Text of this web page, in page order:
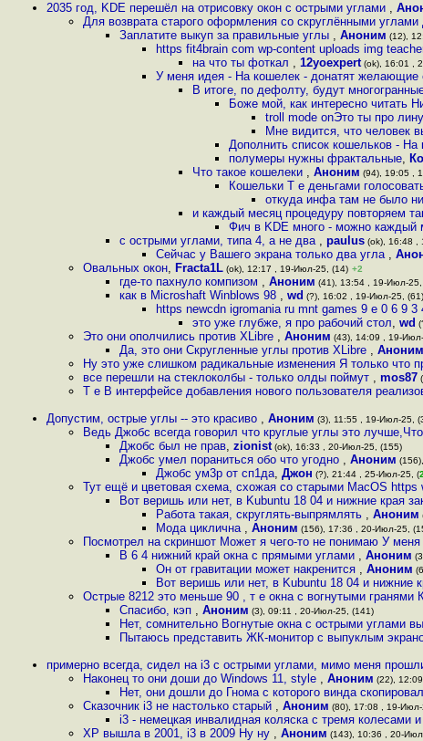
2035 год, KDE перешёл на отрисовку окон с острыми углами ,
Для возврата старого оформления со скруглёнными
Заплатите выкуп за правильные углы , Аноним (12),
https fit4brain com wp-content uploads img
на что ты фоткал , 12yoexpert (ok), 16:01 ,
У меня идея - На кошелек - донатят желающие
В итоге, по дефолту, будут
Боже мой, как интересно читать
troll mode onЭто ты про
Мне видится, что человек
Дополнить список кошельков -
полумеры нужны фрактальные,
Что такое кошелеки , Аноним (94), 19:05 ,
Кошельки Т е деньгами
откуда инфа там не было
и каждый месяц процедуру повторяем
Фич в KDE много - можно каждый
с острыми углами, типа 4, а не два , paulus (ok), 16:48 ,
Сейчас у Вашего экрана только два угла ,
Овальных окон, Fracta1L (ok), 12:17 , 19-Июл-25, (14) +2
где-то пахнуло компизом , Аноним (41), 13:54 , 19-Июл-25,
как в Microshaft Winblows 98 , wd (?), 16:02 , 19-Июл-25, (61)
https newcdn igromania ru mnt games 9 e 0 6 9 3
это уже глубже, я про рабочий стол, wd
Это они ополчились против XLibre , Аноним (43), 14:09 , 19-
Да, это они Скругленные углы против XLibre , Аноним
Ну это уже слишком радикальные изменения Я только что
все перешли на стеклоколбы - только олды поймут , mos87
Т е В интерфейсе добавления нового пользователя
Допустим, острые углы -- это красиво , Аноним (3), 11:55 , 19-Июл-25,
Ведь Джобс всегда говорил что круглые углы это
Джобс был не прав, zionist (ok), 16:33 , 20-Июл-25, (155)
Джобс умел пораниться обо что угодно , Аноним
Джобс ум3р от сп1да, Джон (?), 21:44 , 25-Июл-25, (
Тут ещё и цветовая схема, схожая со старыми MacOS https
Вот веришь или нет, в Kubuntu 18 04 и нижние края
Работа такая, скруглять-выпрямлять , Аноним
Мода циклична , Аноним (156), 17:36 , 20-Июл-25,
Посмотрел на скриншот Может я чего-то не понимаю У
В 6 4 нижний край окна с прямыми углами , Аноним
Он от гравитации может накренится , Аноним
Вот веришь или нет, в Kubuntu 18 04 и нижние
Острые 8212 это меньше 90 , т е окна с вогнутыми гранями
Спасибо, кэп , Аноним (3), 09:11 , 20-Июл-25, (141)
Нет, сомнительно Вогнутые окна с острыми углами
Пытаюсь представить ЖК-монитор с выпуклым
примерно всегда, сидел на i3 с острыми углами, мимо меня
Наконец то они доши до Windows 11, style , Аноним (22),
Нет, они дошли до Гнома с которого винда
Сказочник i3 не настолько старый , Аноним (80), 17:08 , 19-
i3 - немецкая инвалидная коляска с тремя колесами
XP вышла в 2001, i3 в 2009 Ну ну , Аноним (143), 10:36 , 20-